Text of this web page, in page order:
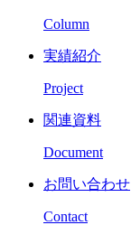
Column
実績紹介
Project
関連資料
Document
お問い合わせ
Contact